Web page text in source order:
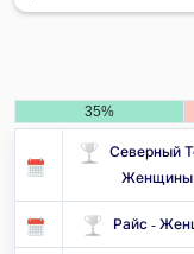
35%
Северный
Женщины
Райс -